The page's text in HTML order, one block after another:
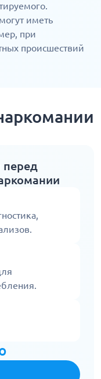
иметь
при
происшествий
перед